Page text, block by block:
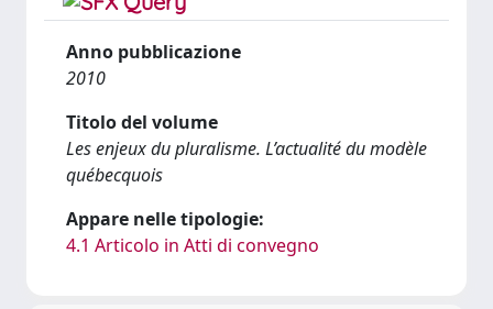
Anno pubblicazione
2010
Titolo del volume
Les enjeux du pluralisme. L’actualité du modèle
québecquois
Appare nelle tipologie:
4.1 Articolo in Atti di convegno